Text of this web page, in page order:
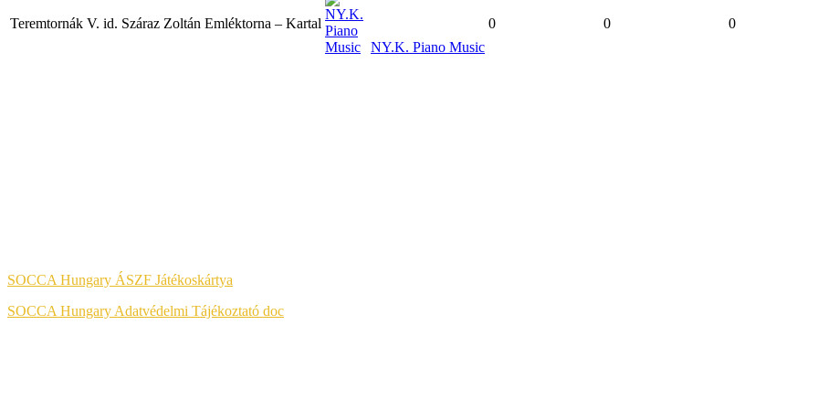
Teremtornák V. id. Száraz Zoltán Emléktorna – Kartal
NY.K. Piano Music
0 0 0
SOCCA Hungary ÁSZF Játékoskártya
SOCCA Hungary Adatvédelmi Tájékoztató doc